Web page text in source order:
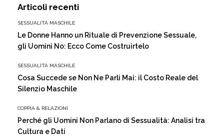
Articoli recenti
SESSUALITÀ MASCHILE
Le Donne Hanno un Rituale di Prevenzione Sessuale,
gli Uomini No: Ecco Come Costruirtelo
SESSUALITÀ MASCHILE
Cosa Succede se Non Ne Parli Mai: il Costo Reale del
Silenzio Maschile
COPPIA & RELAZIONI
Perché gli Uomini Non Parlano di Sessualità: Analisi tra
Cultura e Dati